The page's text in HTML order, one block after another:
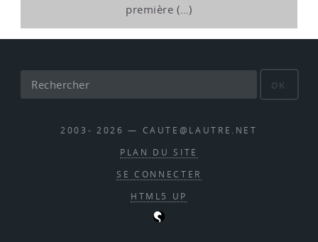
première (…)
OK
2003- 2026 — CAUTE@LAUTRE.NET
PLAN DU SITE
SE CONNECTER
HTML5 UP